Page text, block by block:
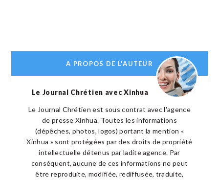
A PROPOS DE L'AUTEUR
Le Journal Chrétien avec Xinhua
Le Journal Chrétien est sous contrat avec l'agence
de presse Xinhua. Toutes les informations
(dépêches, photos, logos) portant la mention «
Xinhua » sont protégées par des droits de propriété
intellectuelle détenus par ladite agence. Par
conséquent, aucune de ces informations ne peut
être reproduite, modifiée, rediffusée, traduite,